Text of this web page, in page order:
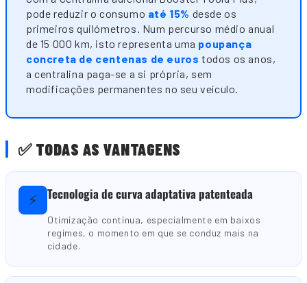
pode reduzir o consumo até 15% desde os
primeiros quilómetros. Num percurso médio anual
de 15 000 km, isto representa uma poupança
concreta de centenas de euros todos os anos,
a centralina paga-se a si própria, sem
modificações permanentes no seu veículo.
✅ TODAS AS VANTAGENS
⚡ Tecnologia de curva adaptativa patenteada
Otimização contínua, especialmente em baixos
regimes, o momento em que se conduz mais na
cidade.